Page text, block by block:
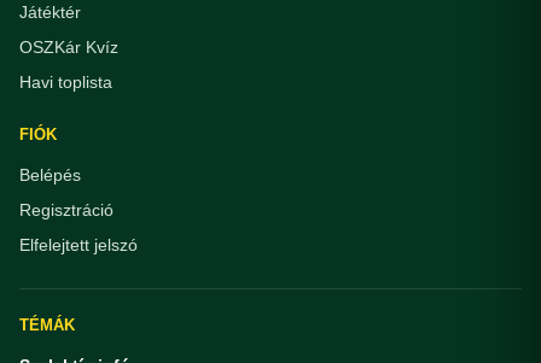
Játéktér
OSZKár Kvíz
Havi toplista
FIÓK
Belépés
Regisztráció
Elfelejtett jelszó
TÉMÁK